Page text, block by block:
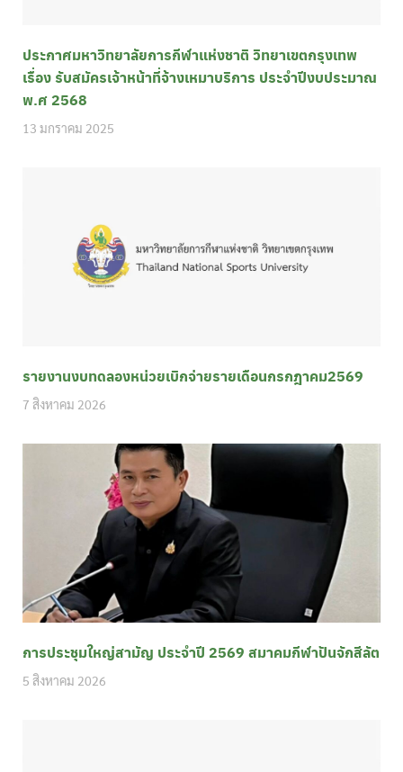
ประกาศมหาวิทยาลัยการกีฬาแห่งชาติ วิทยาเขตกรุงเทพ
เรื่อง รับสมัครเจ้าหน้าที่จ้างเหมาบริการ ประจำปีงบประมาณ
พ.ศ 2568
13 มกราคม 2025
รายงานงบทดลองหน่วยเบิกจ่ายรายเดือนกรกฎาคม2569
7 สิงหาคม 2026
การประชุมใหญ่สามัญ ประจำปี 2569 สมาคมกีฬาปันจักสีลัต
5 สิงหาคม 2026